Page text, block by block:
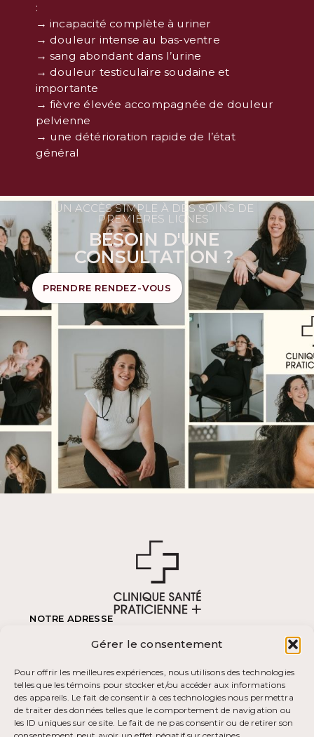
Gérer le consentement
Pour offrir les meilleures expériences, nous utilisons des technologies
telles que les témoins pour stocker et/ou accéder aux informations
des appareils. Le fait de consentir à ces technologies nous permettra
de traiter des données telles que le comportement de navigation ou
les ID uniques sur ce site. Le fait de ne pas consentir ou de retirer son
:
→ incapacité complète à uriner
→ douleur intense au bas-ventre
→ sang abondant dans l’urine
→ douleur testiculaire soudaine et
importante
→ fièvre élevée accompagnée de douleur
pelvienne
→ une détérioration rapide de l’état
général
UN ACCÈS SIMPLE À DES SOINS DE
PREMIÈRES LIGNES
BESOIN D'UNE
CONSULTATION ?
PRENDRE RENDEZ-VOUS
NOTRE ADRESSE
Piedmont, Québec
(450) 227-4243
Fax (450) 227-4223
HEURES D'OUVERTURE
Lundi – Vendredi
8:30 am – 4:00 pm
Samedi – Férié
Dimanche